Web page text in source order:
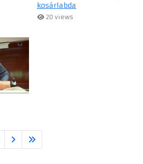
kosárlabda
20 views